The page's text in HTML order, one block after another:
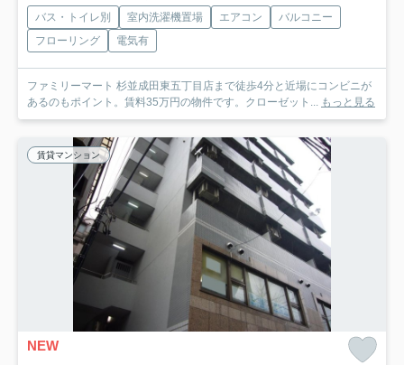
バス・トイレ別 室内洗濯機置場 エアコン
バルコニー
フローリング
電気有
ファミリーマート 杉並成田東五丁目店まで徒歩4分と近場にコンビニが
あるのもポイント。賃料35万円の物件です。クローゼット...
もっと見る
賃貸マンション
NEW